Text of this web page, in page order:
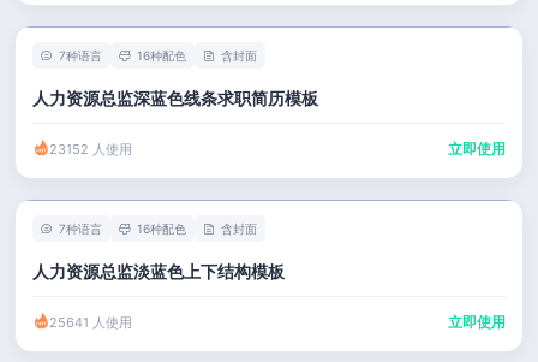
7种语言 16种配色 含封面
人力资源总监深蓝色线条求职简历模板
23152 人使用 立即使用
7种语言 16种配色 含封面
人力资源总监淡蓝色上下结构模板
25641 人使用 立即使用